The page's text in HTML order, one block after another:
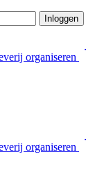
Inloggen
organiseren
organiseren